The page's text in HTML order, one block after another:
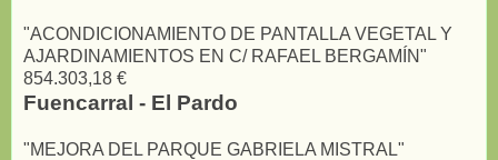
"ACONDICIONAMIENTO DE PANTALLA VEGETAL Y
AJARDINAMIENTOS EN C/ RAFAEL BERGAMÍN"
854.303,18 €
Fuencarral - El Pardo
"MEJORA DEL PARQUE GABRIELA MISTRAL"